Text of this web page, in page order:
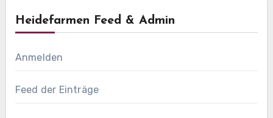
Heidefarmen Feed & Admin
Anmelden
Feed der Einträge